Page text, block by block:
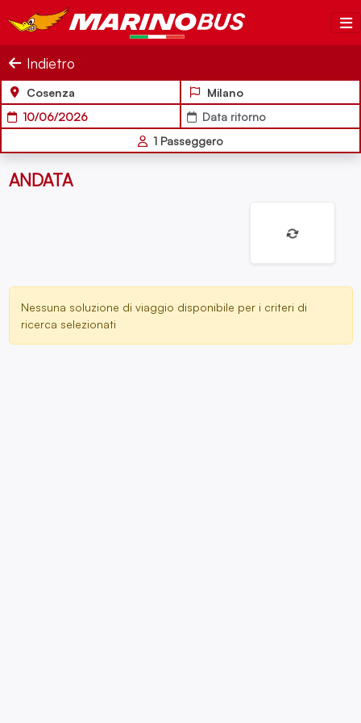
Salta al contenuto
MarinoBus
Indietro
Cosenza
Milano
10/06/2026
Data ritorno
1 Passeggero
ANDATA
Nessuna soluzione di viaggio disponibile per i criteri di
ricerca selezionati